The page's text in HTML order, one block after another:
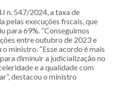
n. 547/2024, a taxa de
pelas execuções fiscais, que
para 69%. “Conseguimos
entre outubro de 2023 e
o ministro. “Esse acordo é mais
diminuir a judicialização no
e a qualidade com
destacou o ministro